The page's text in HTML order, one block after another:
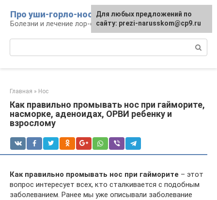
контенту
Про уши-горло-нос
Болезни и лечение лор-органов
Главная » Нос
Как правильно промывать нос при гайморите,
насморке, аденоидах, ОРВИ ребенку и
взрослому
Как правильно промывать нос при гайморите – этот
вопрос интересует всех, кто сталкивается с подобным
заболеванием. Ранее мы уже описывали заболевание
Для любых предложений по
сайту: prezi-narusskom@cp9.ru